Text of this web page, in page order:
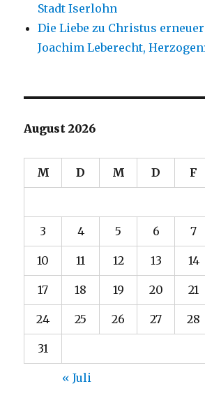
Stadt Iserlohn
Die Liebe zu Christus
Joachim Leberecht,
August 2026
M D M D F
3 4 5 6 7
10 11 12 13 14
17 18 19 20 21
24 25 26 27 28
31
« Juli